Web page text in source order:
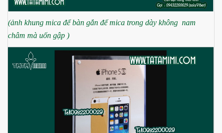
(ảnh khung mica để bàn gắn đế mica trong dày không nam
châm mà uốn gập )